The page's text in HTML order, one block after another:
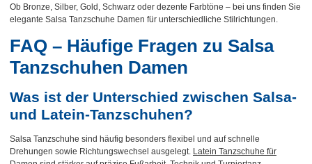
Ob Bronze, Silber, Gold, Schwarz oder dezente Farbtöne – bei uns finden Sie
elegante Salsa Tanzschuhe Damen für unterschiedliche Stilrichtungen.
FAQ – Häufige Fragen zu Salsa
Tanzschuhen Damen
Was ist der Unterschied zwischen Salsa-
und Latein-Tanzschuhen?
Salsa Tanzschuhe sind häufig besonders flexibel und auf schnelle
Drehungen sowie Richtungswechsel ausgelegt. Latein Tanzschuhe für